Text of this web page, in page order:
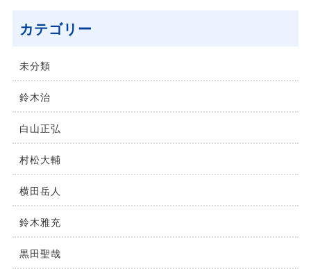
カテゴリー
未分類
鈴⽊治
⽩⼭正弘
村松⼤輔
横⽥岳⼈
鈴木雅充
黒田聖哉